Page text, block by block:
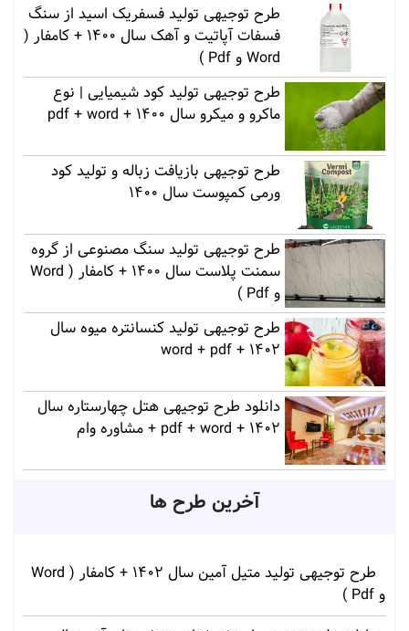
طرح توجیهی تولید فسفریک اسید از سنگ
فسفات آپاتیت و آهک سال 1400 + کامفار (
Word و Pdf )
طرح توجیهی تولید کود شیمیایی | نوع
ماکرو و میکرو سال 1400 + pdf + word
طرح توجیهی بازیافت زباله و تولید کود
ورمی کمپوست سال 1400
طرح توجیهی تولید سنگ مصنوعی از گروه
سمنت پلاست سال 1400 + کامفار ( Word
و Pdf )
طرح توجیهی تولید کنسانتره میوه سال
1402 + word + pdf
دانلود طرح توجیهی هتل چهارستاره سال
1402 + pdf + word + مشاوره وام
آخرین طرح ها
طرح توجیهی تولید متیل آمین سال 1402 + کامفار ( Word
و Pdf )